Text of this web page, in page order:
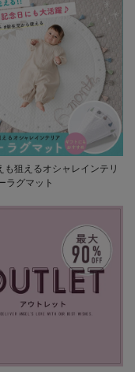
も狙えるオシャレインテリ
ラグマット